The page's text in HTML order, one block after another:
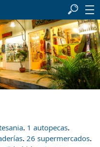
. 1 autopecas.
. 26 supermercados.